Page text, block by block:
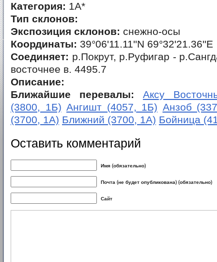
Категория: 1А*
Тип склонов:
Экспозиция склонов: снежно-осы
Координаты: 39°06'11.11''N 69°32'21.36''E
Соединяет: р.Покрут, р.Руфигар -
восточнее в. 4495.7
Описание:
Ближайшие перевалы:
Аксу
(3800, 1Б) Ангишт (4057, 1Б) Анзоб
(3700, 1А) Ближний (3700, 1А) Бойница
Оставить комментарий
Имя (обязательно)
Почта (не будет опубликована) (обязательно)
Сайт